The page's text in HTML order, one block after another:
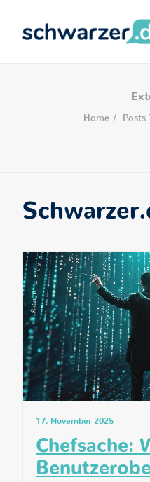
VIDEO-MARKETING
Home Posts
17. November 2025
Chefsache: